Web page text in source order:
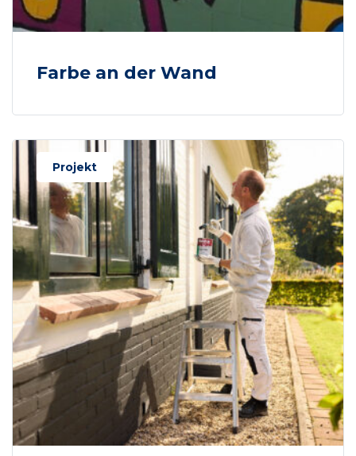
Farbe an der Wand
Projekt